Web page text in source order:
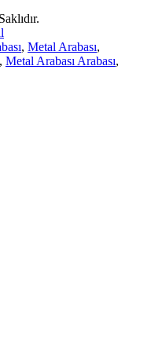
, Metal Arabası,
, Metal Arabası Arabası,